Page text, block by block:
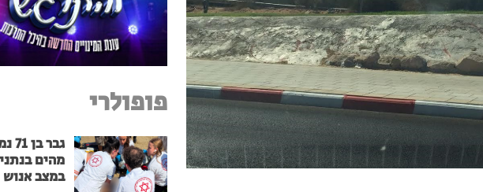
פופולרי
גבר
מהים
במצב אנוש